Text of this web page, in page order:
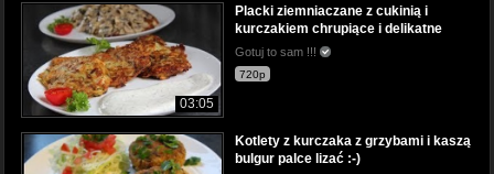
03:05
Placki ziemniaczane z cukinią i
kurczakiem chrupiące i delikatne
Gotuj to sam !!!
720p
Kotlety z kurczaka z grzybami i kaszą
bulgur palce lizać :-)